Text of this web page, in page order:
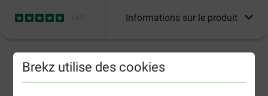
Brekz utilise des cookies
Informations sur le produit
2-5 jours ouvrables estimés, sauf indication contraire.